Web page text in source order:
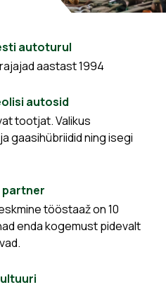
autoturul
aastast 1994
autosid
tootjat. Valikus
gaasihübriidid ning isegi
partner
tööstaaž on 10
enda kogemust pidevalt